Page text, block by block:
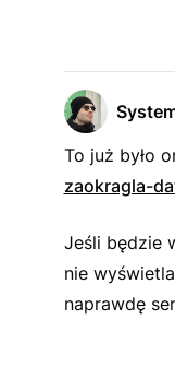
To już było
zaokragla-
Jeśli będzie
nie
naprawdę